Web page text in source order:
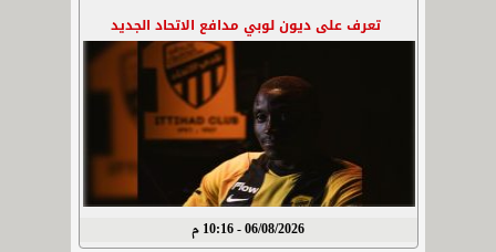
تعرف على ديون لوبي مدافع الاتحاد الجديد
06/08/2026 - 10:16 م